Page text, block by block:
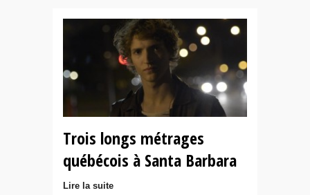
Trois longs métrages
québécois à Santa Barbara
Lire la suite